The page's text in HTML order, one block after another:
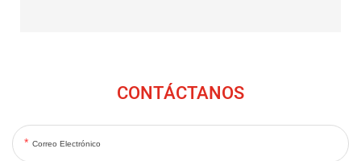
CONTÁCTANOS
Correo Electrónico